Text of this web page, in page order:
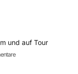
und auf Tour